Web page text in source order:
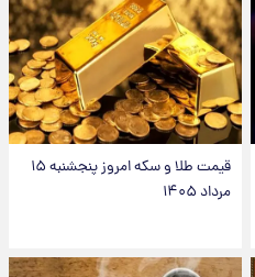
قیمت طلا و سکه امروز پنجشنبه ۱۵
مرداد ۱۴۰۵